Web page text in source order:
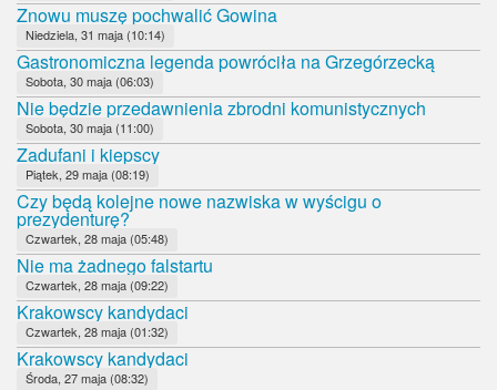
Znowu muszę pochwalić Gowina
Niedziela, 31 maja (10:14)
Gastronomiczna legenda powróciła na Grzegórzecką
Sobota, 30 maja (06:03)
Nie będzie przedawnienia zbrodni komunistycznych
Sobota, 30 maja (11:00)
Zadufani i kiepscy
Piątek, 29 maja (08:19)
Czy będą kolejne nowe nazwiska w wyścigu o
prezydenturę?
Czwartek, 28 maja (05:48)
Nie ma żadnego falstartu
Czwartek, 28 maja (09:22)
Krakowscy kandydaci
Czwartek, 28 maja (01:32)
Krakowscy kandydaci
Środa, 27 maja (08:32)